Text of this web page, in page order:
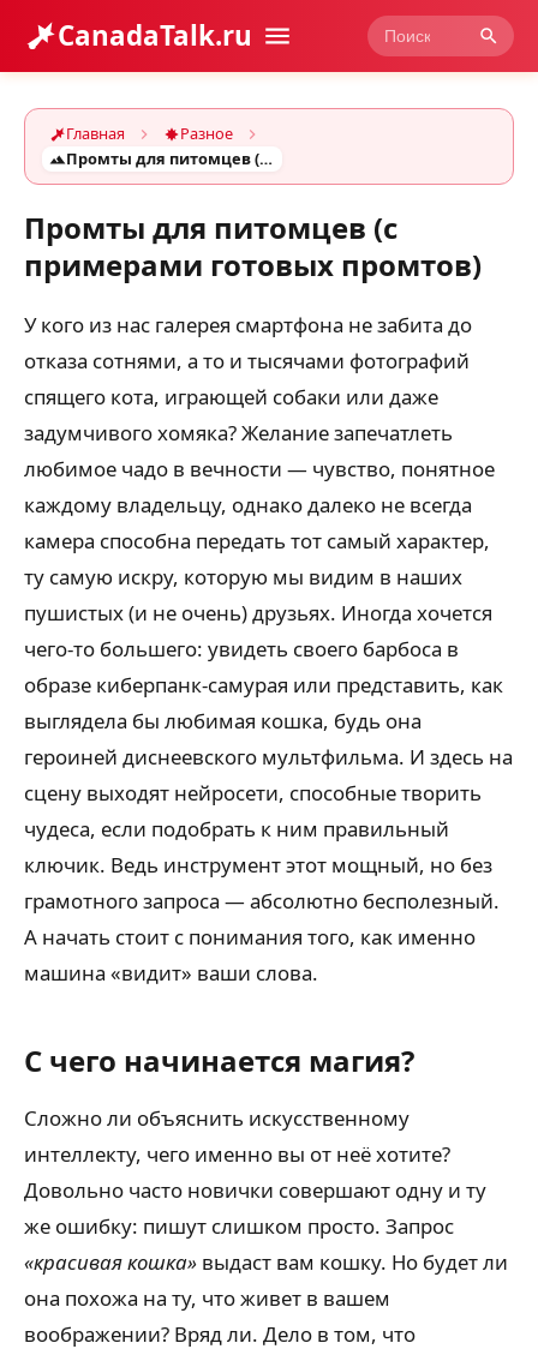
CanadaTalk.ru
Главная
Разное
Промты для питомцев (с примерами готовых промтов)
Промты для питомцев (с
примерами готовых промтов)
У кого из нас галерея смартфона не забита до
отказа сотнями, а то и тысячами фотографий
спящего кота, играющей собаки или даже
задумчивого хомяка? Желание запечатлеть
любимое чадо в вечности — чувство, понятное
каждому владельцу, однако далеко не всегда
камера способна передать тот самый характер,
ту самую искру, которую мы видим в наших
пушистых (и не очень) друзьях. Иногда хочется
чего-то большего: увидеть своего барбоса в
образе киберпанк-самурая или представить, как
выглядела бы любимая кошка, будь она
героиней диснеевского мультфильма. И здесь на
сцену выходят нейросети, способные творить
чудеса, если подобрать к ним правильный
ключик. Ведь инструмент этот мощный, но без
грамотного запроса — абсолютно бесполезный.
А начать стоит с понимания того, как именно
машина «видит» ваши слова.
С чего начинается магия?
Сложно ли объяснить искусственному
интеллекту, чего именно вы от неё хотите?
Довольно часто новички совершают одну и ту
же ошибку: пишут слишком просто. Запрос
«красивая кошка» выдаст вам кошку. Но будет ли
она похожа на ту, что живет в вашем
воображении? Вряд ли. Дело в том, что